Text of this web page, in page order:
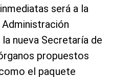
será a la
Administración
nueva Secretaría de
propuestos
el paquete